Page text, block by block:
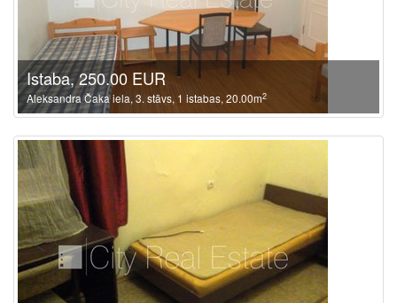
Istaba, 250.00 EUR
Aleksandra Čaka iela, 3. stāvs, 1 istabas, 20.00m2